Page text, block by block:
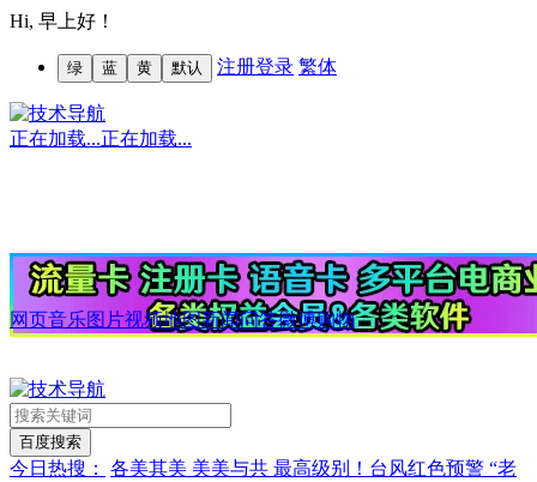
Hi, 早上好！
绿 蓝 黄 默认 注册登录 繁体
正在加载...正在加载...
网页音乐图片视频地图新闻问答微博购物
今日热搜： 各美其美 美美与共 最高级别！台风红色预警 “老